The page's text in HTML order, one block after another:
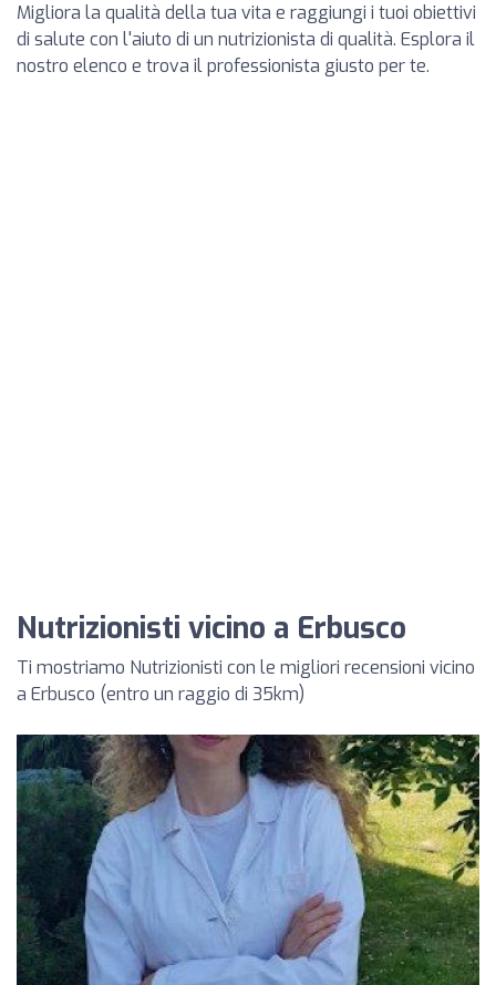
Migliora la qualità della tua vita e raggiungi i tuoi obiettivi
di salute con l'aiuto di un nutrizionista di qualità. Esplora il
nostro elenco e trova il professionista giusto per te.
Nutrizionisti vicino a Erbusco
Ti mostriamo Nutrizionisti con le migliori recensioni vicino
a Erbusco (entro un raggio di 35km)